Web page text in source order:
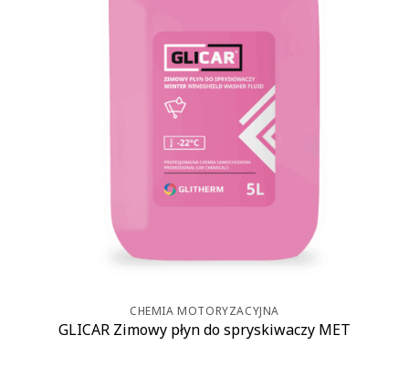
CHEMIA MOTORYZACYJNA
GLICAR Zimowy płyn do spryskiwaczy MET